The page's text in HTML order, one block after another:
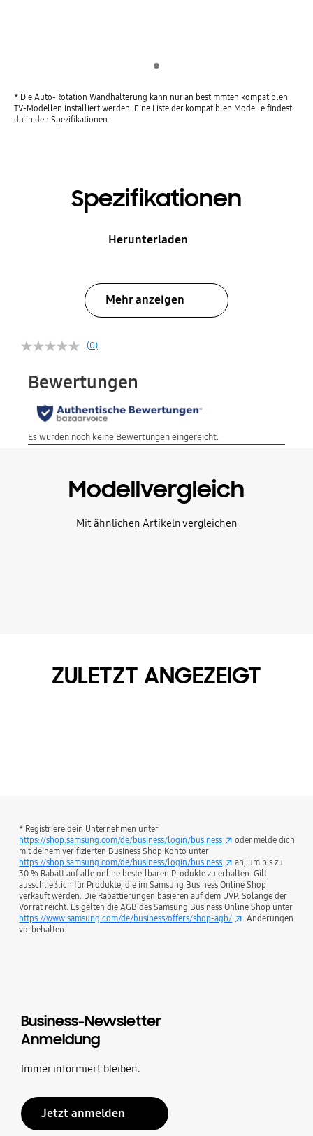
* Die Auto-Rotation Wandhalterung kann nur an bestimmten kompatiblen
TV-Modellen installiert werden. Eine Liste der kompatiblen Modelle findest
du in den Spezifikationen.
Spezifikationen
Herunterladen
Mehr anzeigen
(0)
Modellvergleich
Mit ähnlichen Artikeln vergleichen
ZULETZT ANGEZEIGT
* Registriere dein Unternehmen unter
https://shop.samsung.com/de/business/login/business
oder melde dich
mit deinem verifizierten Business Shop Konto unter
https://shop.samsung.com/de/business/login/business
an, um bis zu
30 % Rabatt auf alle online bestellbaren Produkte zu erhalten. Gilt
ausschließlich für Produkte, die im Samsung Business Online Shop
verkauft werden. Die Rabattierungen basieren auf dem UVP. Solange der
Vorrat reicht. Es gelten die AGB des Samsung Business Online Shop unter
https://www.samsung.com/de/business/offers/shop-agb/
. Änderungen
vorbehalten.
Business-Newsletter
Anmeldung
Immer informiert bleiben.
Jetzt anmelden